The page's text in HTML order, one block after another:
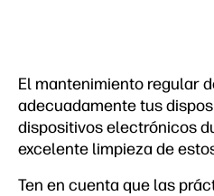
El mantenimiento regular
adecuadamente tus
dispositivos electrónicos
excelente limpieza de
Ten en cuenta que las